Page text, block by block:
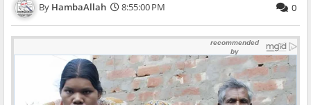
HambaAllah 8:55:00 PM 0